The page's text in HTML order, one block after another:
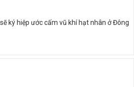
ký hiệp ước cấm vũ khí hạt nhân ở Đông